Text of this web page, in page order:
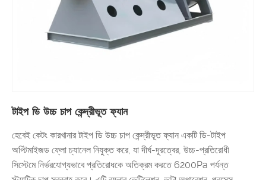
টাইপ ডি উচ্চ চাপ কেন্দ্রীভূত ফ্যান
হেবেই কেটং কারখানার টাইপ ডি উচ্চ চাপ কেন্দ্রীভূত ফ্যান একটি ডি-টাইপ
অপ্টিমাইজড ফ্লো চ্যানেল নিযুক্ত করে, যা দীর্ঘ-দূরত্বের, উচ্চ-প্রতিরোধী
সিস্টেমে নির্ভরযোগ্যভাবে প্রতিরোধকে অতিক্রম করতে 6200Pa পর্যন্ত